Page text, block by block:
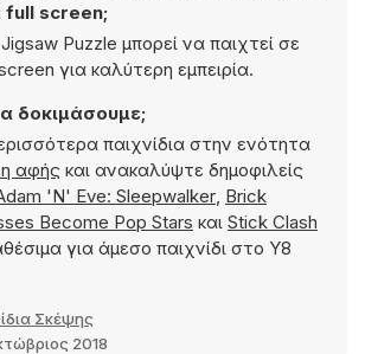
full screen;
Puzzle μπορεί να παιχτεί σε
για καλύτερη εμπειρία.
δοκιμάσουμε;
παιχνίδια στην ενότητα
αφής και ανακαλύψτε δημοφιλείς
'N' Eve: Sleepwalker, Brick
Become Pop Stars και Stick Clash
για άμεσο παιχνίδι στο Y8
Σκέψης
2018